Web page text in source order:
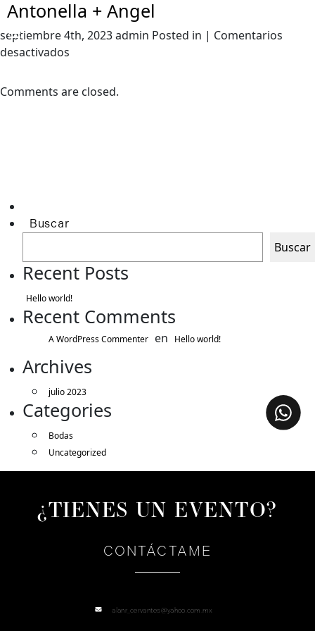
Antonella + Angel
septiembre 4th, 2023 admin Posted in | Comentarios
desactivados
Comments are closed.
Buscar
Buscar
Recent Posts
Hello world!
Recent Comments
A WordPress Commenter en Hello world!
Archives
julio 2023
Categories
Bodas
Uncategorized
¿TIENES UN EVENTO?
CONTÁCTAME
alanr_cervantes@yahoo.com.mx